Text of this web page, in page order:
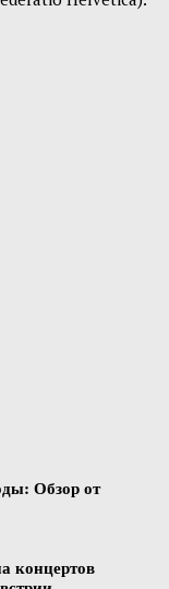
Обзор от
концертов